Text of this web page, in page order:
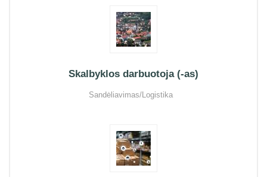
Skalbyklos darbuotoja (-as)
Sandėliavimas/Logistika